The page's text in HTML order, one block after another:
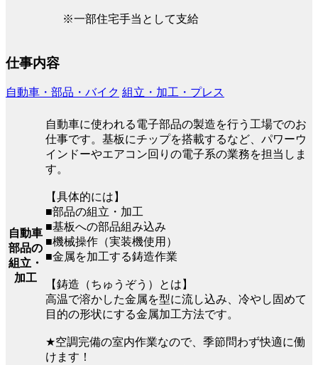
※一部住宅手当として支給
仕事内容
自動車・部品・バイク 組立・加工・プレス
自動車
部品の
組立・
加工
自動車に使われる電子部品の製造を行う工場でのお
仕事です。基板にチップを搭載するなど、パワーウ
インドーやエアコン回りの電子系の業務を担当しま
す。
【具体的には】
■部品の組立・加工
■基板への部品組み込み
■機械操作（実装機使用）
■金属を加工する鋳造作業
【鋳造（ちゅうぞう）とは】
高温で溶かした金属を型に流し込み、冷やし固めて
目的の形状にする金属加工方法です。
★空調完備の室内作業なので、季節問わず快適に働
けます！